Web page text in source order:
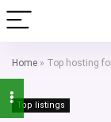
Home » Top hosting
Top listings